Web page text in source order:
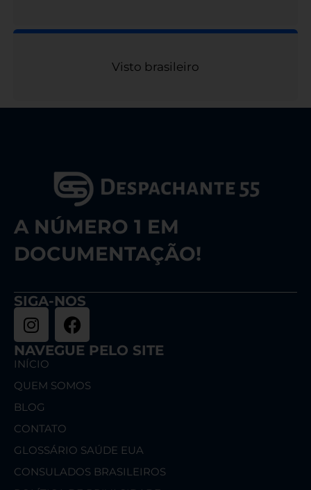
Visto brasileiro
A NÚMERO 1 EM
DOCUMENTAÇÃO!
SIGA-NOS
NAVEGUE PELO SITE
INÍCIO
QUEM SOMOS
BLOG
CONTATO
GLOSSÁRIO SAÚDE EUA
CONSULADOS BRASILEIROS